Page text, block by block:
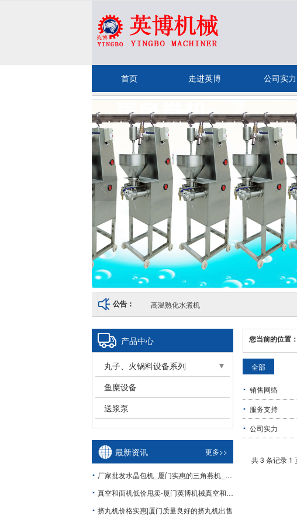
很遗憾，因您的浏览器版本过低导致无法获
首页 走进英博 公司实力
公告： 高温熟化水煮机
您当前的位置：
全部
销售网络
服务支持
公司实力
共 3 条记录 1
产品中心
丸子、火锅料设备系列
前处理设备
成型设备
蒸煮、冷却、油炸设备
鱼糜设备
送浆泵
更多>>
最新资讯
厂家批发水晶包机_厦门实惠的三角燕机_厂家
真空和面机低价甩卖-厦门英博机械真空和面机
挤丸机价格实惠|厦门质量良好的挤丸机出售